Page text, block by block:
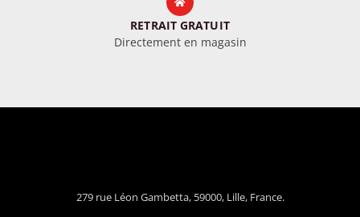
RETRAIT GRATUIT
Directement en magasin
279 rue Léon Gambetta, 59000, Lille, France.